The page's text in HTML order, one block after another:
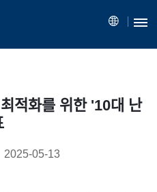
적화를 위한 '10대 난
2025-05-13